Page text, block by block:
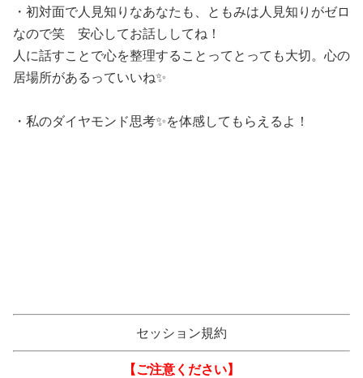
・初対面で人見知りなあなたも、ともみは人見知りがゼロ
なので笑 安心してお話ししてね！
人に話すことで心を整理することってとっても大切。心の
居場所があるっていいね✨
・私のダイヤモンド思考✨を体感してもらえるよ！
セッション規約
【ご注意ください】